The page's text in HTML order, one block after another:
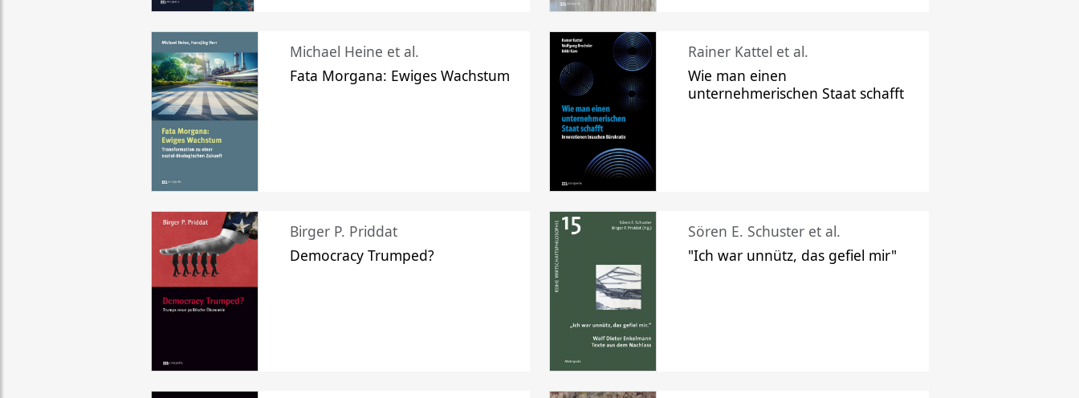
Michael Heine et al.
Fata Morgana: Ewiges Wachstum
Rainer Kattel et al.
Wie man einen
unternehmerischen Staat schafft
Birger P. Priddat
Democracy Trumped?
Sören E. Schuster et al.
"Ich war unnütz, das gefiel mir"